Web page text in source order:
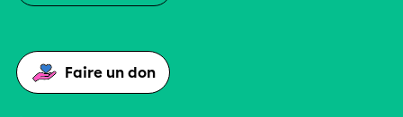
Faire un don